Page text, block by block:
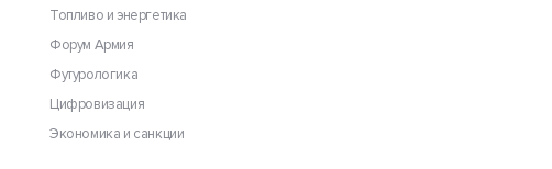
Топливо и энергетика
Форум Армия
Футурологика
Цифровизация
Экономика и санкции